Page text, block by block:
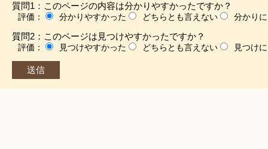
質問1：このページの内容は分かりやすかったですか？
評価： 分かりやすかった どちらとも言えない 分かり
質問2：このページは見つけやすかったですか？
評価： 見つけやすかった どちらとも言えない 見つけ